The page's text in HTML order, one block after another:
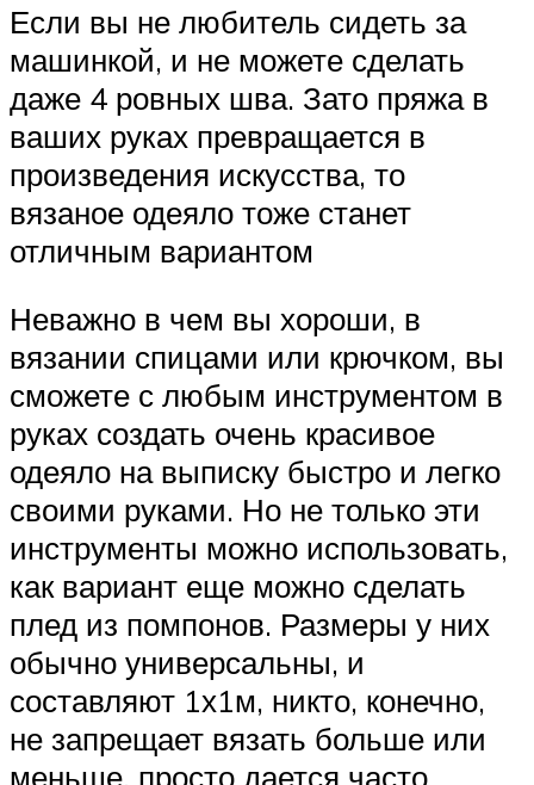
Если вы не любитель сидеть за
машинкой, и не можете сделать
даже 4 ровных шва. Зато пряжа в
ваших руках превращается в
произведения искусства, то
вязаное одеяло тоже станет
отличным вариантом
Неважно в чем вы хороши, в
вязании спицами или крючком, вы
сможете с любым инструментом в
руках создать очень красивое
одеяло на выписку быстро и легко
своими руками. Но не только эти
инструменты можно использовать,
как вариант еще можно сделать
плед из помпонов. Размеры у них
обычно универсальны, и
составляют 1х1м, никто, конечно,
не запрещает вязать больше или
меньше, просто дается часто